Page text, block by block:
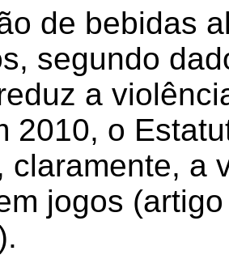
de bebidas
segundo
a
2010, o
claramente, a
jogos